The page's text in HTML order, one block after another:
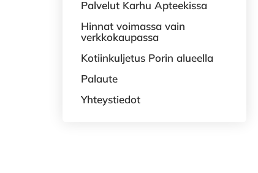
Palvelut Karhu Apteekissa
Hinnat voimassa vain
verkkokaupassa
Kotiinkuljetus Porin alueella
Palaute
Yhteystiedot